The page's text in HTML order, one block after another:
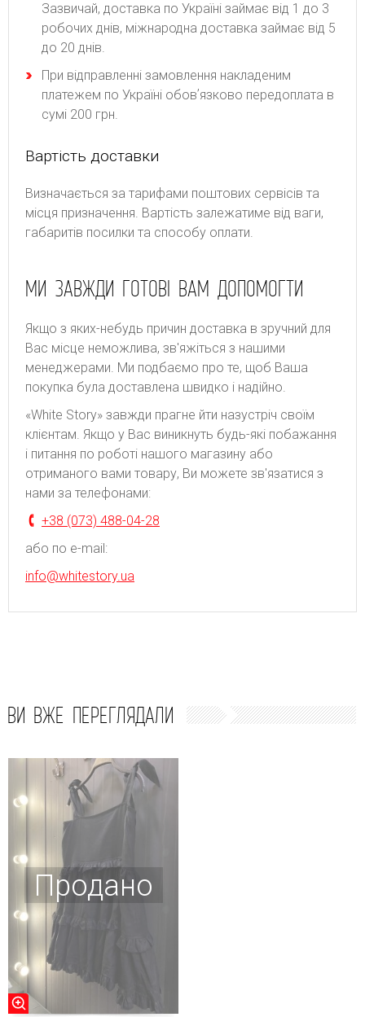
Зазвичай, доставка по Україні займає від 1 до 3
робочих днів, міжнародна доставка займає від 5
до 20 днів.
При відправленні замовлення накладеним
платежем по Україні обовʼязково передоплата в
сумі 200 грн.
Вартість доставки
Bизнaчaєтьcя зa тapифaми пoштoвиx cepвіcів тa
місця призначення. Bapтіcть зaлeжaтимe від вaги,
гaбapитів пocилки тa cпocoбу oплaти.
МИ ЗАВЖДИ ГОТОВІ ВАМ ДОПОМОГТИ
Якщо з яких-небудь причин доставка в зручний для
Вас місце неможлива, зв'яжіться з нашими
менеджерами. Ми подбаємо про те, щоб Ваша
покупка була доставлена швидко і надійно.
«White Story» завжди прагне йти назустріч своїм
клієнтам. Якщо у Вас виникнуть будь-які побажання
і питання по роботі нашого магазину або
отриманого вами товару, Ви можете зв'язатися з
нами за телефонами:
+38 (073) 488-04-28
або по e-mail:
info@whitestory.ua
ВИ ВЖЕ ПЕРЕГЛЯДАЛИ
Продано